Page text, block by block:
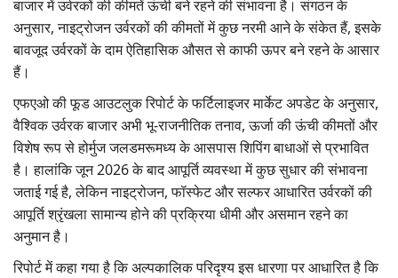
Latest News
Agriculture Conclave and NACOF
Awards 2022
Agri Start-Ups
Language
English Hindi
बाजार में उर्वरकों की कीमतें ऊंची बने रहने की संभावना है। संगठन के
अनुसार, नाइट्रोजन उर्वरकों की कीमतों में कुछ नरमी आने के संकेत हैं, इसके
बावजूद उर्वरकों के दाम ऐतिहासिक औसत से काफी ऊपर बने रहने के आसार
हैं।
एफएओ की फूड आउटलुक रिपोर्ट के फर्टिलाइजर मार्केट अपडेट के अनुसार,
वैश्विक उर्वरक बाजार अभी भू-राजनीतिक तनाव, ऊर्जा की ऊंची कीमतों और
विशेष रूप से होर्मुज जलडमरूमध्य के आसपास शिपिंग बाधाओं से प्रभावित
है। हालांकि जून 2026 के बाद आपूर्ति व्यवस्था में कुछ सुधार की संभावना
जताई गई है, लेकिन नाइट्रोजन, फॉस्फेट और सल्फर आधारित उर्वरकों की
आपूर्ति श्रृंखला सामान्य होने की प्रक्रिया धीमी और असमान रहने का
अनुमान है।
रिपोर्ट में कहा गया है कि अल्पकालिक परिदृश्य इस धारणा पर आधारित है कि